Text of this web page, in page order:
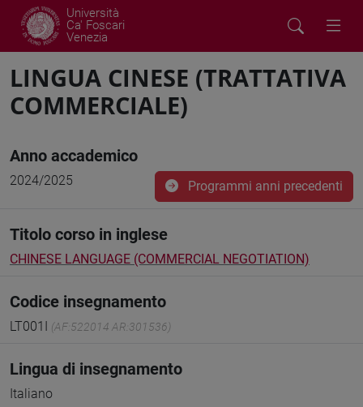
Università
Ca' Foscari
Venezia
LINGUA CINESE (TRATTATIVA
COMMERCIALE)
Anno accademico
2024/2025 Programmi anni precedenti
Titolo corso in inglese
CHINESE LANGUAGE (COMMERCIAL NEGOTIATION)
Codice insegnamento
LT001I (AF:522014 AR:301536)
Lingua di insegnamento
Italiano